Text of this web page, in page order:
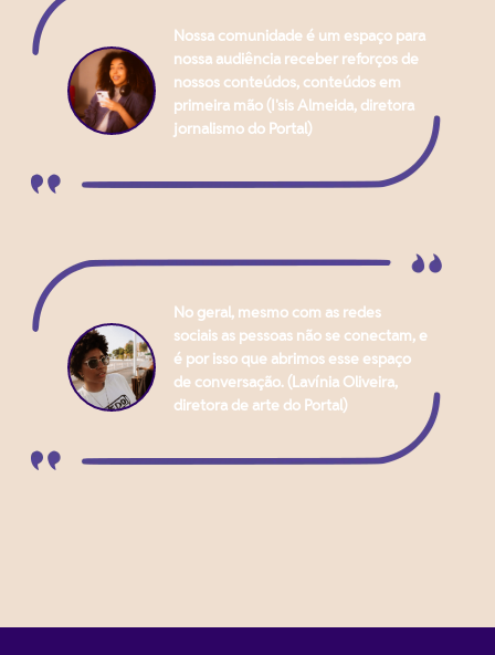
Nossa comunidade é um espaço para
nossa audiência receber reforços de
nossos conteúdos, conteúdos em
primeira mão (I'sis Almeida, diretora
jornalismo do Portal)
No geral, mesmo com as redes
sociais as pessoas não se conectam, e
é por isso que abrimos esse espaço
de conversação. (Lavínia Oliveira,
diretora de arte do Portal)